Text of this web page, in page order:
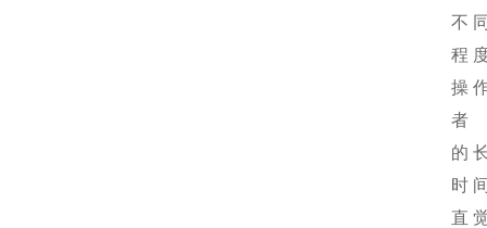
不
程
操
者
的
时
直